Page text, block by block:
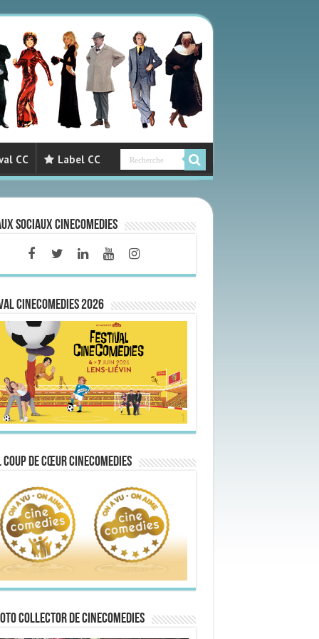
CC Label CC
sociaux CineComedies
CINECOMEDIES 2026
de Cœur CineComedies
collector de CineComedies